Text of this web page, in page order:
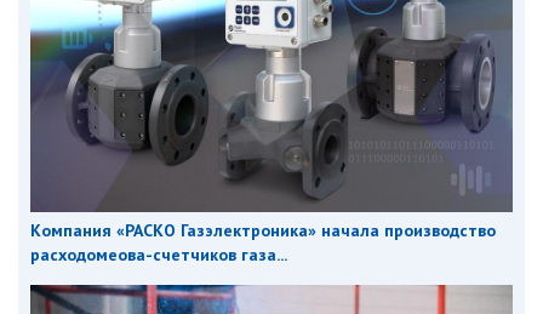
Компания «РАСКО Газэлектроника» начала производство
расходомеова-счетчиков газа...